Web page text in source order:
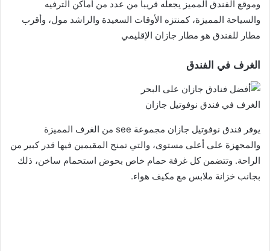
وموقع الفندق المميز يجعله قريباً من عدد من أماكن الترفيه
والسياحة المميزة، كمنتزه الأوقات السعيدة والراشد مول، وأقرب
مطار للفندق هو مطار جازان الإقليمي
الغرف في الفندق
الغرف في فندق نوفوتيل جازان
يوفر فندق نوفوتيل جازان مجموعة see من الغرف المميزة
والمجهزة على أعلى مستوى، والتي تمنح المقيمين فيها قدر كبير من
الراحة. وتتضمن كل غرفة حمام خاص بحوض استحمام ساخن، ذلك
بجانب خزانة ملابس مع مكيف هواء.